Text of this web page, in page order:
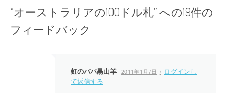
ナ
ビ
“オーストラリアの100ドル札” への19件の
フィードバック
虹のパパ黒山羊 2011年1月7日
ログインし
て返信する